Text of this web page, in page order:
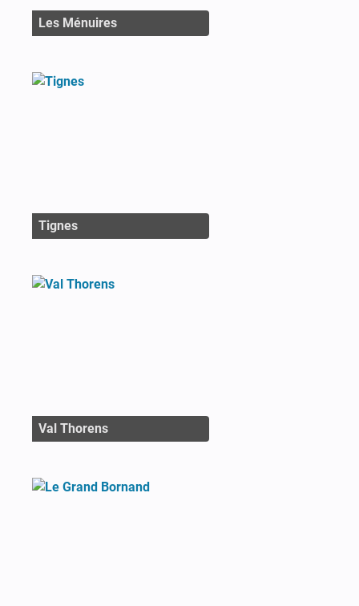
Les Ménuires
Tignes
Val Thorens